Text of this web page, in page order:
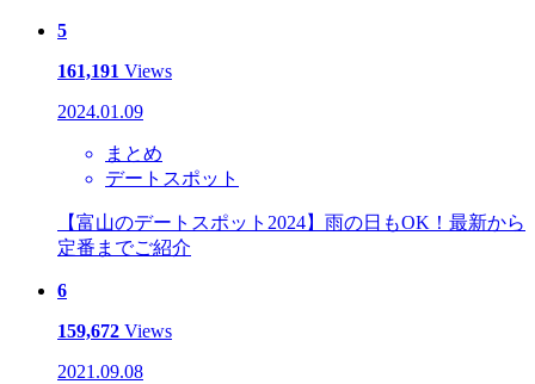
5
161,191 Views
2024.01.09
まとめ
デートスポット
【富山のデートスポット2024】雨の日もOK！最新から
定番までご紹介
6
159,672 Views
2021.09.08